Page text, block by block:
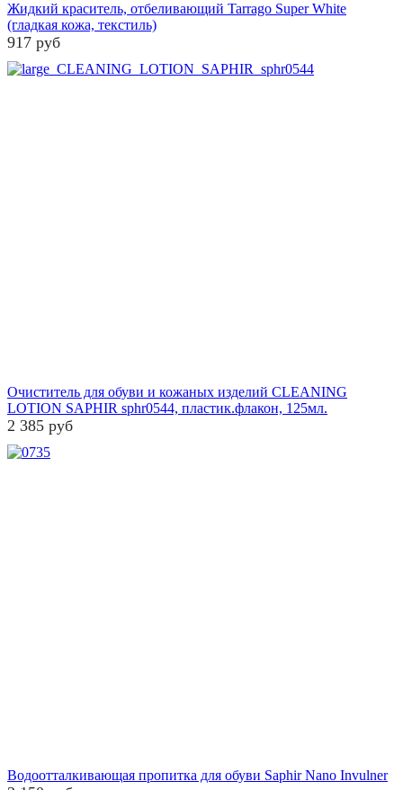
Жидкий краситель, отбеливающий Tarrago Super White
(гладкая кожа, текстиль)
917 руб
Очиститель для обуви и кожаных изделий CLEANING
LOTION SAPHIR sphr0544, пластик.флакон, 125мл.
2 385 руб
Водоотталкивающая пропитка для обуви Saphir Nano Invulner